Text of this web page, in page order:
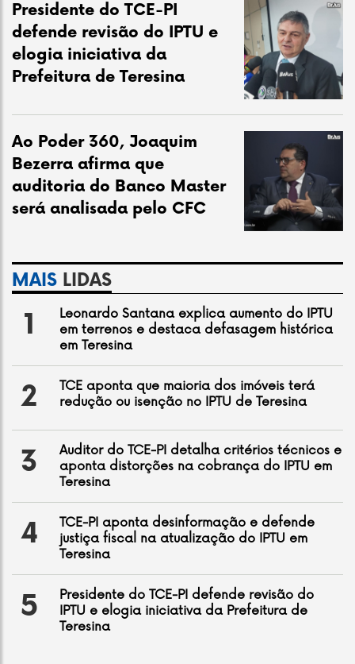
Presidente do TCE-PI
defende revisão do IPTU e
elogia iniciativa da
Prefeitura de Teresina
Ao Poder 360, Joaquim
Bezerra afirma que
auditoria do Banco Master
será analisada pelo CFC
MAIS LIDAS
1
Leonardo Santana explica aumento do IPTU
em terrenos e destaca defasagem histórica
em Teresina
2
TCE aponta que maioria dos imóveis terá
redução ou isenção no IPTU de Teresina
3
Auditor do TCE-PI detalha critérios técnicos e
aponta distorções na cobrança do IPTU em
Teresina
4
TCE-PI aponta desinformação e defende
justiça fiscal na atualização do IPTU em
Teresina
5
Presidente do TCE-PI defende revisão do
IPTU e elogia iniciativa da Prefeitura de
Teresina